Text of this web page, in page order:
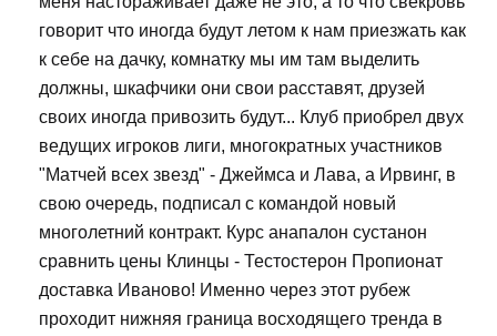
говорит что иногда будут летом к нам приезжать как
к себе на дачку, комнатку мы им там выделить
должны, шкафчики они свои расставят, друзей
своих иногда привозить будут... Клуб приобрел двух
ведущих игроков лиги, многократных участников
"Матчей всех звезд" - Джеймса и Лава, а Ирвинг, в
свою очередь, подписал с командой новый
многолетний контракт. Курс анапалон сустанон
сравнить цены Клинцы - Тестостерон Пропионат
доставка Иваново! Именно через этот рубеж
проходит нижняя граница восходящего тренда в